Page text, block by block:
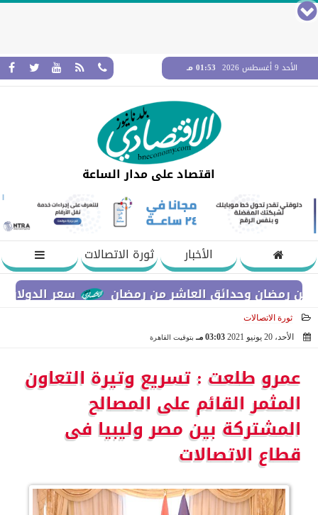
الأحد 9 أغسطس 2026 01:53 مـ
اقتصاد على مدار الساعة
الأخبار
ثورة الاتصالات
سعر الدولار أمام
وحدائق العاشر من رمضان
ثورة الاتصالات
الأحد، 20 يونيو 2021
03:03 مـ بتوقيت القاهرة
عمرو طلعت : تسريع وتيرة التعاون
المثمر القائم على المصالح
المشتركة بين مصر وليبيا فى
قطاع الاتصالات